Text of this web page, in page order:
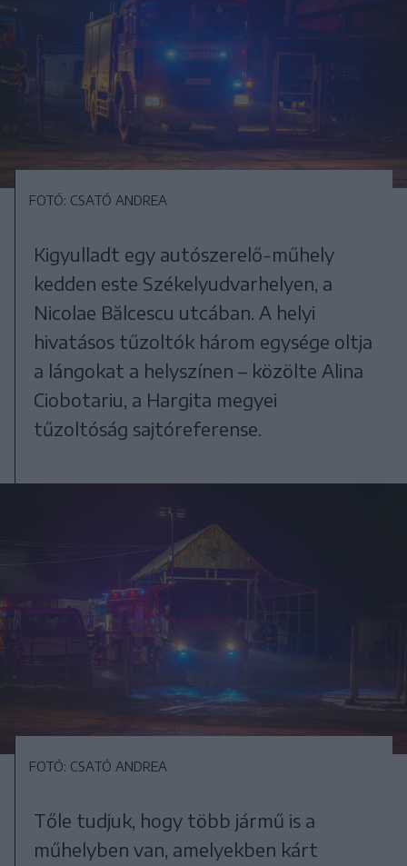
FOTÓ: CSATÓ ANDREA
Kigyulladt egy autószerelő-műhely
kedden este Székelyudvarhelyen, a
Nicolae Bălcescu utcában. A helyi
hivatásos tűzoltók három egysége oltja
a lángokat a helyszínen – közölte Alina
Ciobotariu, a Hargita megyei
tűzoltóság sajtóreferense.
FOTÓ: CSATÓ ANDREA
Tőle tudjuk, hogy több jármű is a
műhelyben van, amelyekben kárt